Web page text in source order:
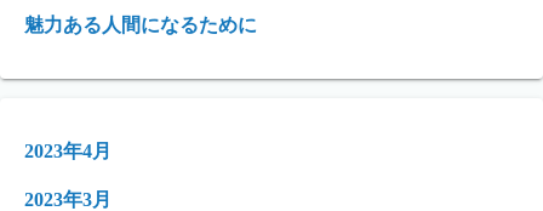
魅力ある人間になるために
2023年4月
2023年3月